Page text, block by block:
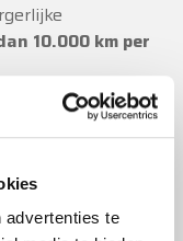
advertenties te
10.000 km per
Omnium of
op de premie